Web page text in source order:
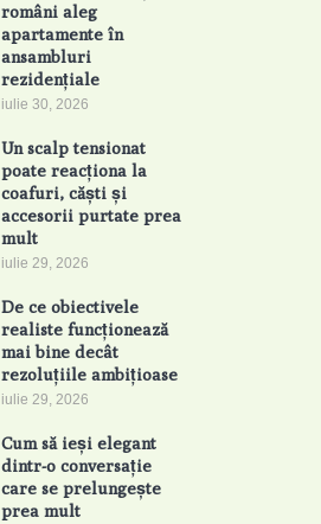
români aleg
apartamente în
ansambluri
rezidențiale
iulie 30, 2026
Un scalp tensionat
poate reacționa la
coafuri, căști și
accesorii purtate prea
mult
iulie 29, 2026
De ce obiectivele
realiste funcționează
mai bine decât
rezoluțiile ambițioase
iulie 29, 2026
Cum să ieși elegant
dintr-o conversație
care se prelungește
prea mult